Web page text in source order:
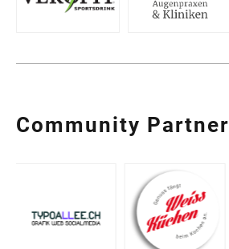
Community Partner